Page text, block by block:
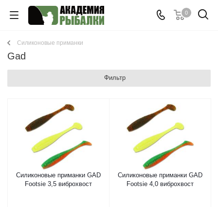
0
Cиликоновые приманки
Gad
Фильтр
Силиконовые приманки GAD
Footsie 3,5 виброхвост
Силиконовые приманки GAD
Footsie 4,0 виброхвост